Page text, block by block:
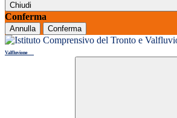
Chiudi
Conferma
Annulla Conferma
Valfluvione